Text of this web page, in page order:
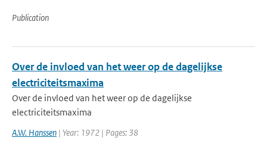
Publication
Over de invloed van het weer op de dagelijkse
electriciteitsmaxima
Over de invloed van het weer op de dagelijkse
electriciteitsmaxima
A.W. Hanssen | Year: 1972 | Pages: 38